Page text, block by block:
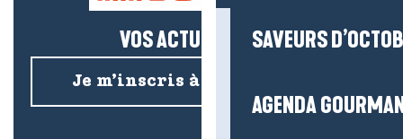
SAVEURS
AGENDA
VOS ACTUS SALÉES !
Je m’inscris à la newsletter